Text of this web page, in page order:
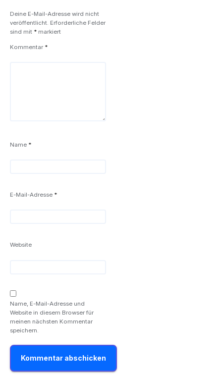
Deine E-Mail-Adresse wird nicht
veröffentlicht. Erforderliche Felder
sind mit * markiert
Kommentar *
Name *
E-Mail-Adresse *
Website
Name, E-Mail-Adresse und
Website in diesem Browser für
meinen nächsten Kommentar
speichern.